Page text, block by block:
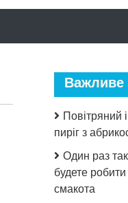
Важливе
Повітряний
пиріг з
Один раз
будете
смакота